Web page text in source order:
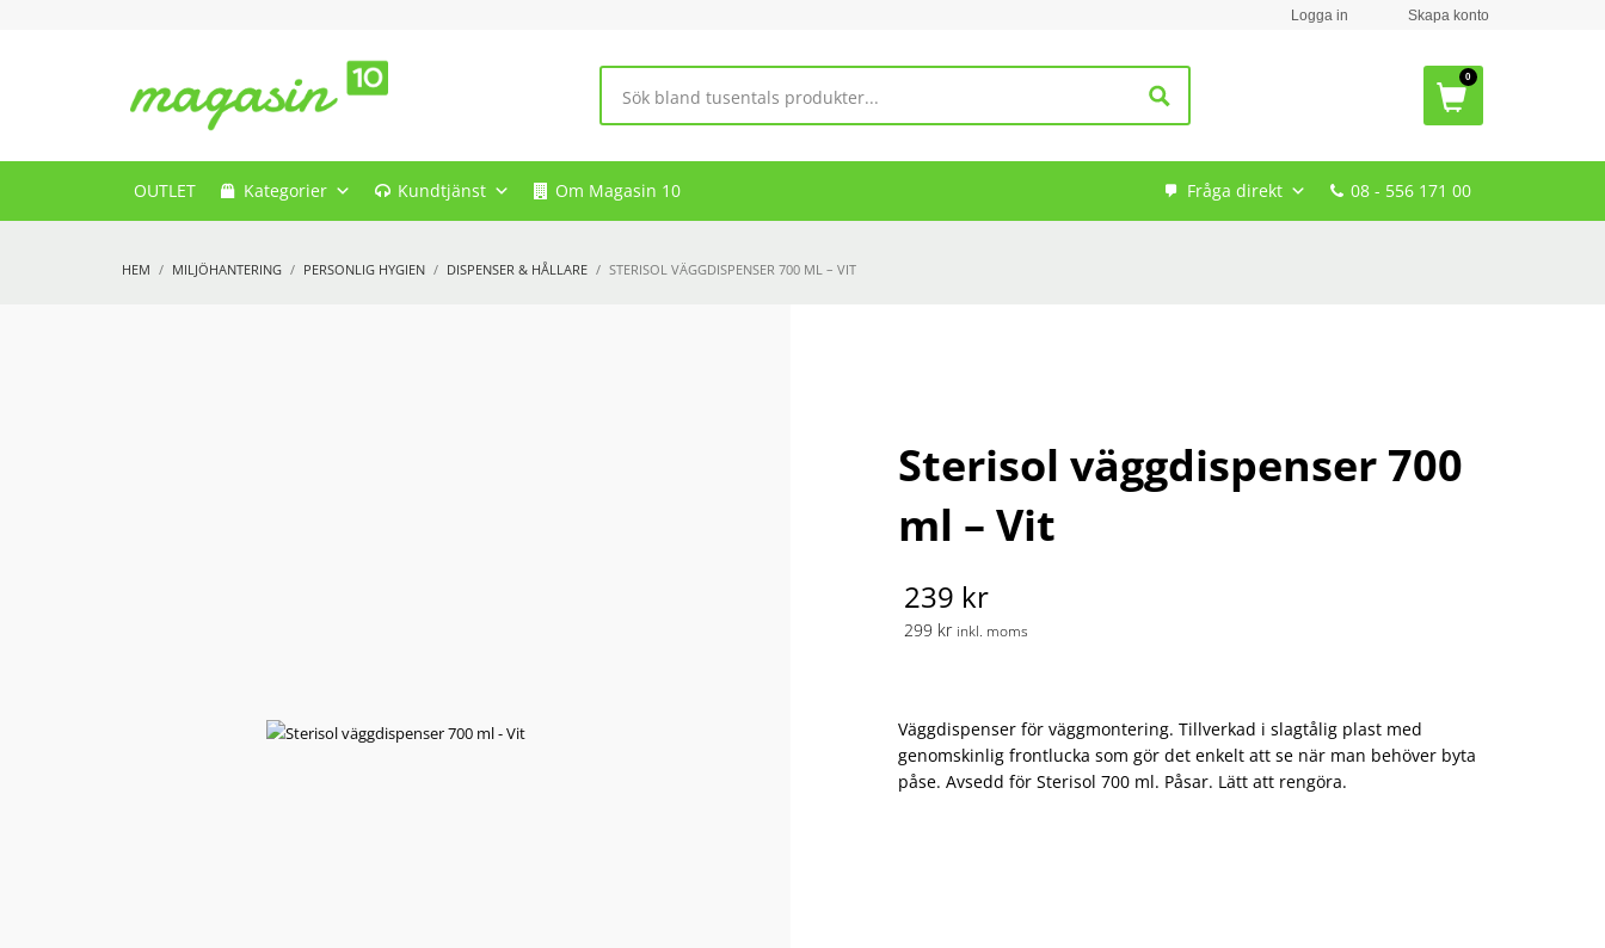
Logga in Skapa konto
OUTLET Kategorier Kundtjänst Om Magasin 10 08 - 556 171 00
Fråga direkt
HEM MILJÖHANTERING PERSONLIG HYGIEN DISPENSER & HÅLLARE STERISOL VÄGGDISPENSER 700 ML – VIT
Sterisol väggdispenser 700
ml – Vit
239 kr
299 kr inkl. moms
Väggdispenser för väggmontering. Tillverkad i slagtålig plast med
genomskinlig frontlucka som gör det enkelt att se när man behöver byta
påse. Avsedd för Sterisol 700 ml. Påsar. Lätt att rengöra.